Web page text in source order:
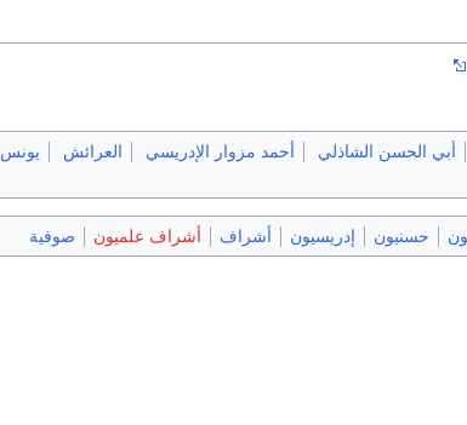
أبي الحسن الشاذلي أحمد مزوار الإدريسي العرائش يونس
حسنيون إدريسيون أشراف أشراف علميون صوفية